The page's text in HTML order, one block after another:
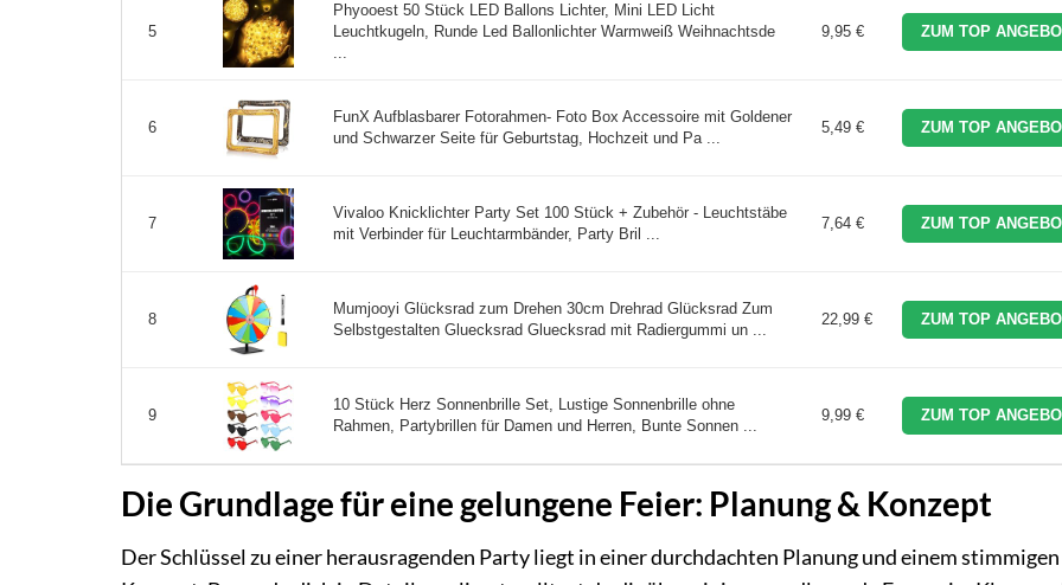
5
Phyooest 50 Stück LED Ballons Lichter, Mini LED Licht
Leuchtkugeln, Runde Led Ballonlichter Warmweiß Weihnachtsde
...
9,95 € ZUM TOP
6
FunX Aufblasbarer Fotorahmen- Foto Box Accessoire mit Goldener
und Schwarzer Seite für Geburtstag, Hochzeit und Pa ...
5,49 € ZUM TOP
7
Vivaloo Knicklichter Party Set 100 Stück + Zubehör - Leuchtstäbe
mit Verbinder für Leuchtarmbänder, Party Bril ...
7,64 € ZUM TOP
8
Mumjooyi Glücksrad zum Drehen 30cm Drehrad Glücksrad Zum
Selbstgestalten Gluecksrad Gluecksrad mit Radiergummi un ...
22,99 € ZUM TOP
9
10 Stück Herz Sonnenbrille Set, Lustige Sonnenbrille ohne
Rahmen, Partybrillen für Damen und Herren, Bunte Sonnen ...
9,99 € ZUM TOP
Die Grundlage für eine gelungene Feier: Planung & Konzept
Der Schlüssel zu einer herausragenden Party liegt in einer durchdachten Planung und einem stimmigen